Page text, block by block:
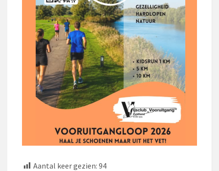
Aantal keer gezien: 94